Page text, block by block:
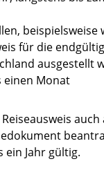
beispielsweise
für die
ausgestellt
einen Monat
auch
ein Jahr gültig.